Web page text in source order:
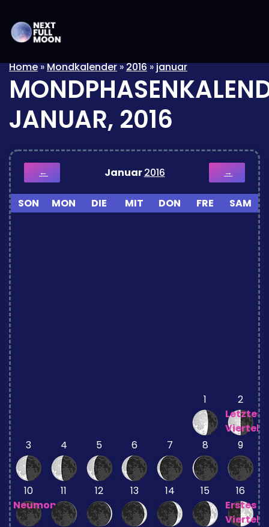
Home»Mondkalender»2016»januar
JANUAR, 2016
← Januar2016 →
SON MON DIE MIT DON FRE SAM
1
2
Letztes
Viertel
3
4 5 6 7 8 9
10
Neumond
11 12 13 14 15
16
Erstes
Viertel